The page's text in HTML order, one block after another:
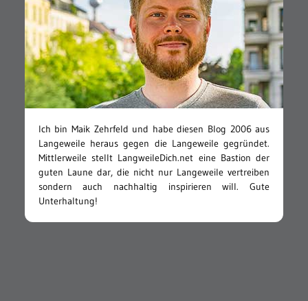
Ich bin Maik Zehrfeld und habe diesen Blog 2006 aus
Langeweile heraus gegen die Langeweile gegründet.
Mittlerweile stellt LangweileDich.net eine Bastion der
guten Laune dar, die nicht nur Langeweile vertreiben
sondern auch nachhaltig inspirieren will. Gute
Unterhaltung!